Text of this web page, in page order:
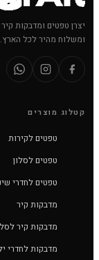
יצרן טפטים ומדבקות
ומשלוח מהיר לכל הארץ.
קטלוג מוצרים
טפטים לקירות
טפטים לסלון
טפטים לחדרי
מדבקות קיר
מדבקות קיר
מדבקות לחדרי